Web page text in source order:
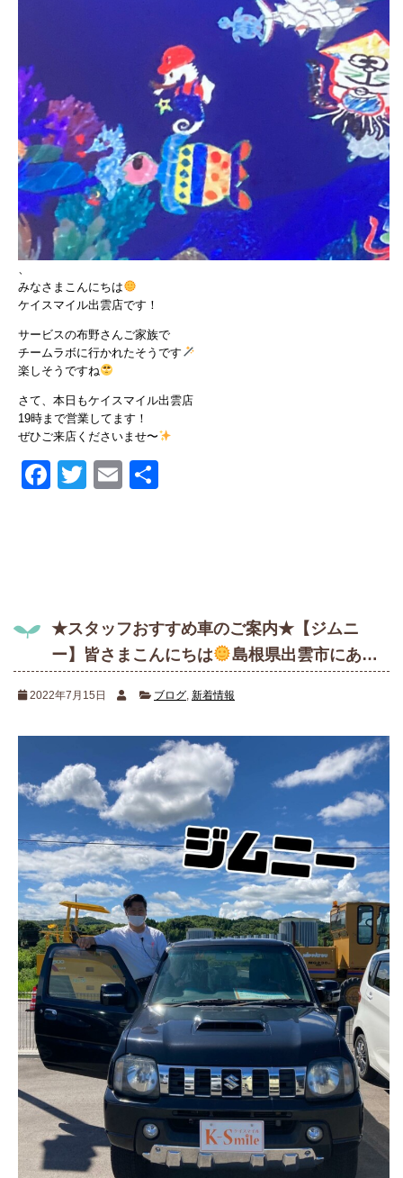
みなさまこんにちは
ケイスマイル出雲店です！
サービスの布野さんご家族で
チームラボに行かれたそうです
楽しそうですね
さて、本日もケイスマイル出雲店
19時まで営業してます！
ぜひご来店くださいませ〜
Facebook
TwitterEmail
★スタッフおすすめ車のご案内★【ジムニ
ー】皆さまこんにちは
島根県出雲市にあ…
2022年7月15日 ブログ 新着情報